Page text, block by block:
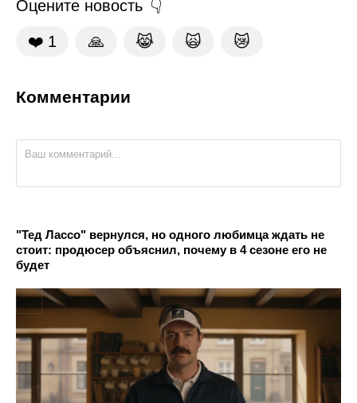
Оцените новость
❤️ 1 🙏 😹 🙀 😿
Комментарии
"Тед Лассо" вернулся, но одного любимца ждать не
стоит: продюсер объяснил, почему в 4 сезоне его не
будет